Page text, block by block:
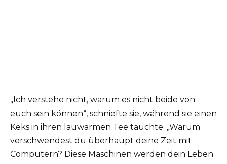
„Ich verstehe nicht, warum es nicht beide von
euch sein können“, schniefte sie, während sie einen
Keks in ihren lauwarmen Tee tauchte. „Warum
verschwendest du überhaupt deine Zeit mit
Computern? Diese Maschinen werden dein Leben